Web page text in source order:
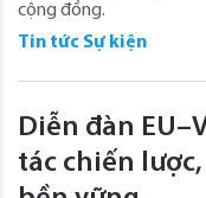
cộng đồng.
Tin tức Sự kiện
Diễn đàn
tác chiến